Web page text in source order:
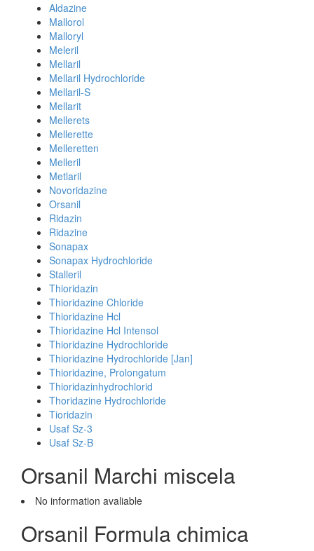
Aldazine
Mallorol
Malloryl
Meleril
Mellaril
Mellaril Hydrochloride
Mellaril-S
Mellarit
Mellerets
Mellerette
Melleretten
Melleril
Metlaril
Novoridazine
Orsanil
Ridazin
Ridazine
Sonapax
Sonapax Hydrochloride
Stalleril
Thioridazin
Thioridazine Chloride
Thioridazine Hcl
Thioridazine Hcl Intensol
Thioridazine Hydrochloride
Thioridazine Hydrochloride [Jan]
Thioridazine, Prolongatum
Thioridazinhydrochlorid
Thoridazine Hydrochloride
Tioridazin
Usaf Sz-3
Usaf Sz-B
Orsanil Marchi miscela
No information avaliable
Orsanil Formula chimica